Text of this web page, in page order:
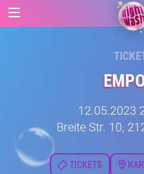
12.05.2023
Breite Str. 10,
TICKETS